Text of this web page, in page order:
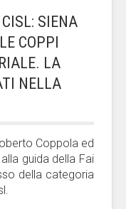
SIENA
COPPI
LA
NELLA
Coppola ed
guida della Fai
della categoria